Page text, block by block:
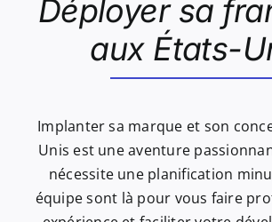
Déployer sa
aux États-
Implanter sa marque et son
Unis est une aventure
nécessite une planification
équipe sont là pour vous faire